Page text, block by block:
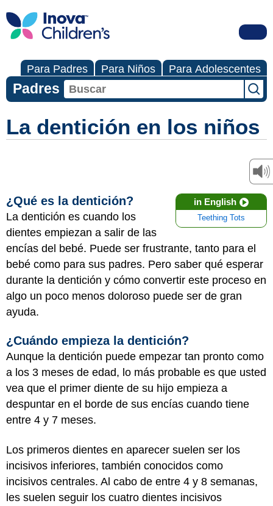
Para Padres Para Niños Para Adolescentes
Padres
La dentición en los niños
in English
Teething Tots
¿Qué es la dentición?
La dentición es cuando los
dientes empiezan a salir de las
encías del bebé. Puede ser frustrante, tanto para el
bebé como para sus padres. Pero saber qué esperar
durante la dentición y cómo convertir este proceso en
algo un poco menos doloroso puede ser de gran
ayuda.
¿Cuándo empieza la dentición?
Aunque la dentición puede empezar tan pronto como
a los 3 meses de edad, lo más probable es que usted
vea que el primer diente de su hijo empieza a
despuntar en el borde de sus encías cuando tiene
entre 4 y 7 meses.
Los primeros dientes en aparecer suelen ser los
incisivos inferiores, también conocidos como
incisivos centrales. Al cabo de entre 4 y 8 semanas,
les suelen seguir los cuatro dientes incisivos